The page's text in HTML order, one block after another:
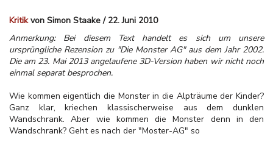
Kritikvon Simon Staake / 22. Juni 2010
Anmerkung: Bei diesem Text handelt es sich um unsere
ursprüngliche Rezension zu "Die Monster AG" aus dem Jahr 2002.
Die am 23. Mai 2013 angelaufene 3D-Version haben wir nicht noch
einmal separat besprochen.
Wie kommen eigentlich die Monster in die Alpträume der Kinder?
Ganz klar, kriechen klassischerweise aus dem dunklen
Wandschrank. Aber wie kommen die Monster denn in den
Wandschrank? Geht es nach der "Moster-AG" so